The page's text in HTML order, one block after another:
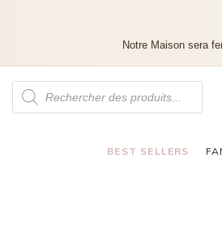
Notre Maison sera
BEST SELLERS